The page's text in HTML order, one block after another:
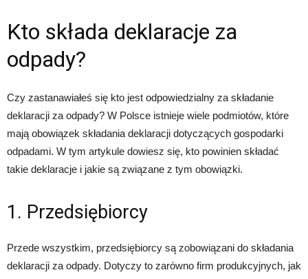
Kto składa deklaracje za
odpady?
Czy zastanawiałeś się kto jest odpowiedzialny za składanie
deklaracji za odpady? W Polsce istnieje wiele podmiotów, które
mają obowiązek składania deklaracji dotyczących gospodarki
odpadami. W tym artykule dowiesz się, kto powinien składać
takie deklaracje i jakie są związane z tym obowiązki.
1. Przedsiębiorcy
Przede wszystkim, przedsiębiorcy są zobowiązani do składania
deklaracji za odpady. Dotyczy to zarówno firm produkcyjnych, jak